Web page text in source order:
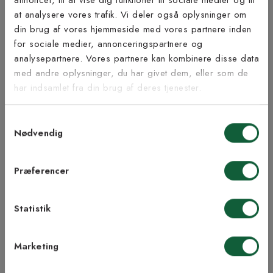
at analysere vores trafik. Vi deler også oplysninger om
din brug af vores hjemmeside med vores partnere inden
for sociale medier, annonceringspartnere og
analysepartnere. Vores partnere kan kombinere disse data
med andre oplysninger, du har givet dem, eller som de
har indsamlet fra din brug af deres tjenester.
Nødvendig
Præferencer
Statistik
Marketing
Inspiration fra @kilandsofficial
Tilmeld dig vores
nyhedsbrev
Vær blandt de første til at modtage vores tilbud,
tips og nyheder.
Samtykke til Kilands vilkår
modtage nyhedsbreve fra Kilands